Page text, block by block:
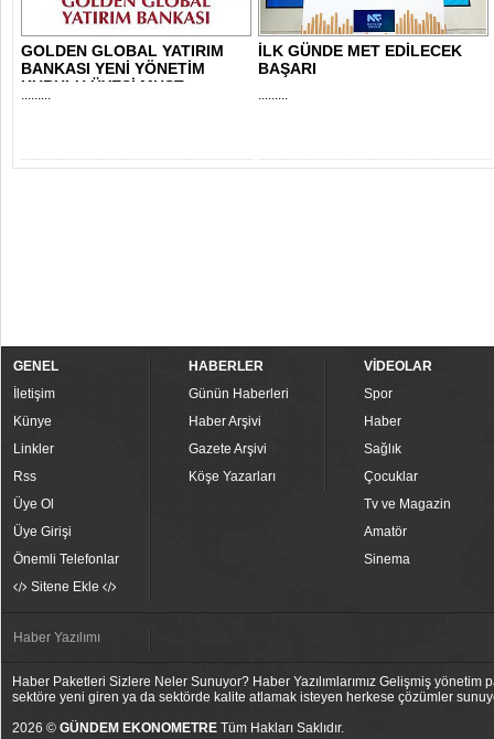
GOLDEN GLOBAL YATIRIM
BANKASI YENİ YÖNETİM
KURULU ÜYESİ MUST..
.........
İLK GÜNDE MET EDİLECEK
BAŞARI
.........
GENEL
İletişim
Künye
Linkler
Rss
Üye Ol
Üye Girişi
Önemli Telefonlar
Sitene Ekle
HABERLER
Günün Haberleri
Haber Arşivi
Gazete Arşivi
Köşe Yazarları
VİDEOLAR
Spor
Haber
Sağlık
Çocuklar
Tv ve Magazin
Amatör
Sinema
Haber Yazılımı
Haber Paketleri Sizlere Neler Sunuyor? Haber Yazılımlarımız Gelişmiş
sektöre yeni giren ya da sektörde kalite atlamak isteyen herkese çözümler
2026 © GÜNDEM EKONOMETRE Tüm Hakları Saklıdır.